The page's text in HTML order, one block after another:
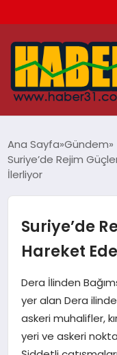
HATAY
EKONOMI
GÜNDEM
MAGAZIN
SAĞLIK
Ana Sayfa Gündem
Suriye’de Rejim
İlerliyor
Suriye’de
Hareket
Dera İlinden
yer alan Dera
askeri muhalifler,
yeri ve askeri